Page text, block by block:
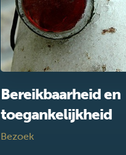
Bereikbaarheid en
toegankelijkheid
Bezoek